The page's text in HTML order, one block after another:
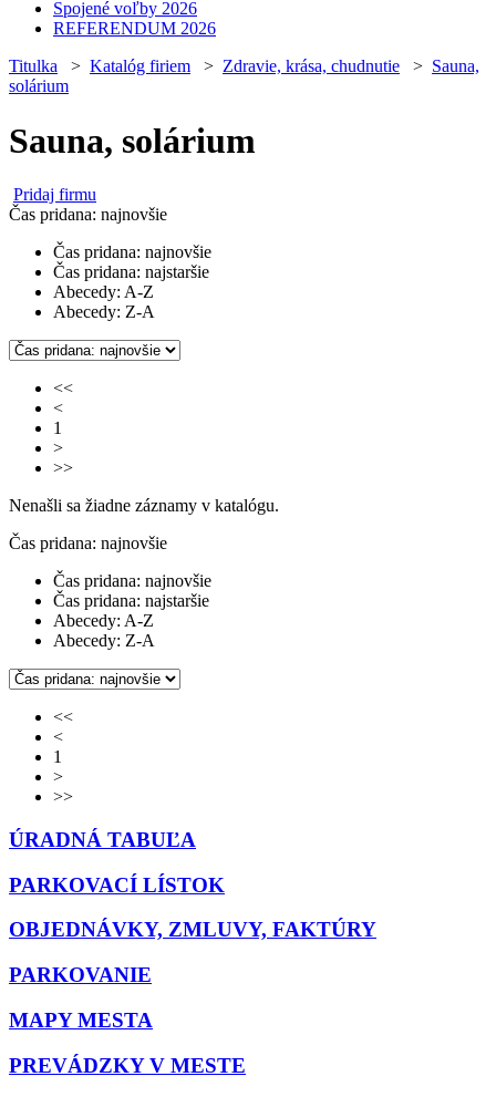
Spojené voľby 2026
REFERENDUM 2026
Titulka > Katalóg firiem > Zdravie, krása, chudnutie > Sauna,
solárium
Sauna, solárium
Pridaj firmu
Čas pridana: najnovšie
Čas pridana: najnovšie
Čas pridana: najstaršie
Abecedy: A-Z
Abecedy: Z-A
<<
<
1
>
>>
Nenašli sa žiadne záznamy v katalógu.
Čas pridana: najnovšie
Čas pridana: najnovšie
Čas pridana: najstaršie
Abecedy: A-Z
Abecedy: Z-A
<<
<
1
>
>>
ÚRADNÁ TABUĽA
PARKOVACÍ LÍSTOK
OBJEDNÁVKY, ZMLUVY, FAKTÚRY
PARKOVANIE
MAPY MESTA
PREVÁDZKY V MESTE